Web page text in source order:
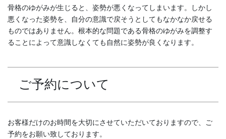
骨格のゆがみが生じると、姿勢が悪くなってしまいます。しかし
悪くなった姿勢を、自分の意識で戻そうとしてもなかなか戻せる
ものではありません。根本的な問題である骨格のゆがみを調整す
ることによって意識しなくても自然に姿勢が良くなります。
ご予約について
お客様だけのお時間を大切にさせていただいておりますので、ご
予約をお願い致しております。